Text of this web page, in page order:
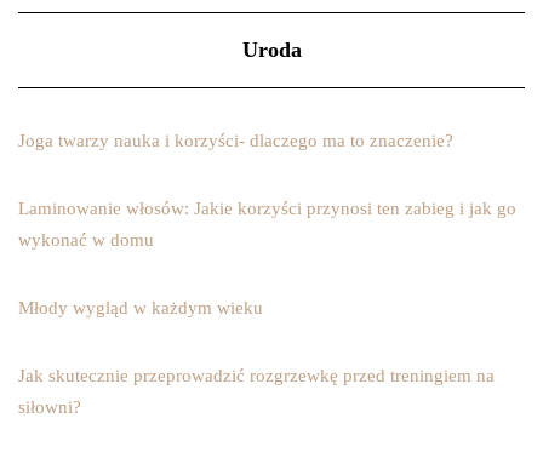
Uroda
Joga twarzy nauka i korzyści- dlaczego ma to znaczenie?
Laminowanie włosów: Jakie korzyści przynosi ten zabieg i jak go
wykonać w domu
Młody wygląd w każdym wieku
Jak skutecznie przeprowadzić rozgrzewkę przed treningiem na
siłowni?